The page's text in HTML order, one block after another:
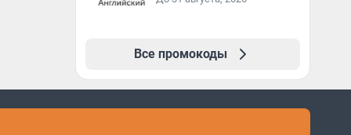
Все промокоды